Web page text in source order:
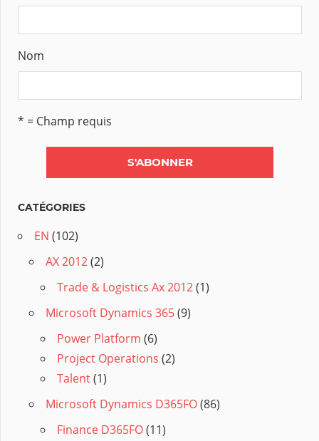
Nom
* = Champ requis
CATÉGORIES
EN (102)
AX 2012(2)
Trade & Logistics Ax 2012(1)
Microsoft Dynamics 365(9)
Power Platform (6)
Project Operations (2)
Talent(1)
Microsoft Dynamics D365FO(86)
Finance D365FO(11)